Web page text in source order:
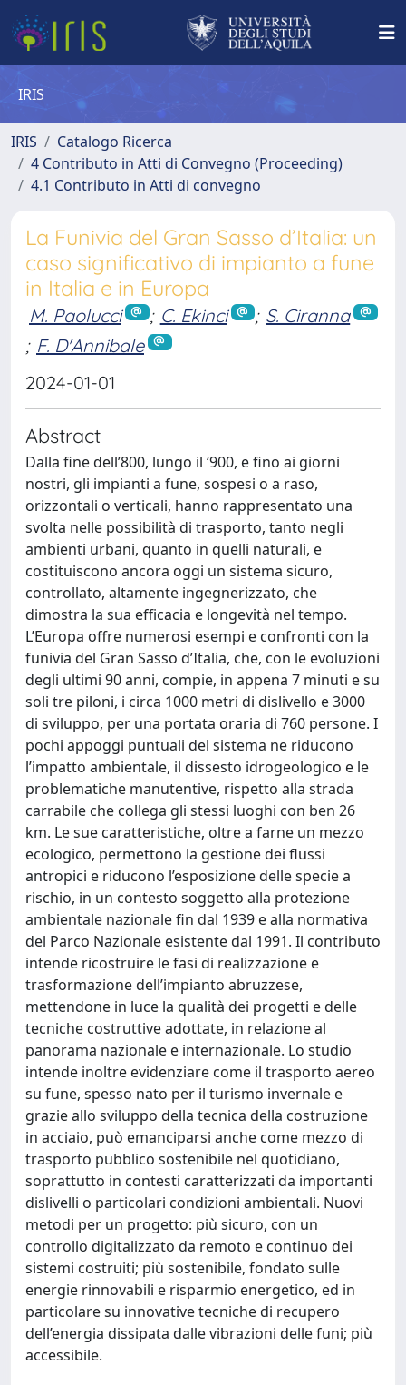
IRIS
IRIS
Catalogo Ricerca
4 Contributo in Atti di Convegno (Proceeding)
4.1 Contributo in Atti di convegno
La Funivia del Gran Sasso d’Italia: un
caso significativo di impianto a fune
in Italia e in Europa
M. Paolucci ; C. Ekinci ; S. Ciranna
; F. D'Annibale
2024-01-01
Abstract
Dalla fine dell’800, lungo il ‘900, e fino ai giorni
nostri, gli impianti a fune, sospesi o a raso,
orizzontali o verticali, hanno rappresentato una
svolta nelle possibilità di trasporto, tanto negli
ambienti urbani, quanto in quelli naturali, e
costituiscono ancora oggi un sistema sicuro,
controllato, altamente ingegnerizzato, che
dimostra la sua efficacia e longevità nel tempo.
L’Europa offre numerosi esempi e confronti con la
funivia del Gran Sasso d’Italia, che, con le evoluzioni
degli ultimi 90 anni, compie, in appena 7 minuti e su
soli tre piloni, i circa 1000 metri di dislivello e 3000
di sviluppo, per una portata oraria di 760 persone. I
pochi appoggi puntuali del sistema ne riducono
l’impatto ambientale, il dissesto idrogeologico e le
problematiche manutentive, rispetto alla strada
carrabile che collega gli stessi luoghi con ben 26
km. Le sue caratteristiche, oltre a farne un mezzo
ecologico, permettono la gestione dei flussi
antropici e riducono l’esposizione delle specie a
rischio, in un contesto soggetto alla protezione
ambientale nazionale fin dal 1939 e alla normativa
del Parco Nazionale esistente dal 1991. Il contributo
intende ricostruire le fasi di realizzazione e
trasformazione dell’impianto abruzzese,
mettendone in luce la qualità dei progetti e delle
tecniche costruttive adottate, in relazione al
panorama nazionale e internazionale. Lo studio
intende inoltre evidenziare come il trasporto aereo
su fune, spesso nato per il turismo invernale e
grazie allo sviluppo della tecnica della costruzione
in acciaio, può emanciparsi anche come mezzo di
trasporto pubblico sostenibile nel quotidiano,
soprattutto in contesti caratterizzati da importanti
dislivelli o particolari condizioni ambientali. Nuovi
metodi per un progetto: più sicuro, con un
controllo digitalizzato da remoto e continuo dei
sistemi costruiti; più sostenibile, fondato sulle
energie rinnovabili e risparmio energetico, ed in
particolare su innovative tecniche di recupero
dell’energia dissipata dalle vibrazioni delle funi; più
accessibile.